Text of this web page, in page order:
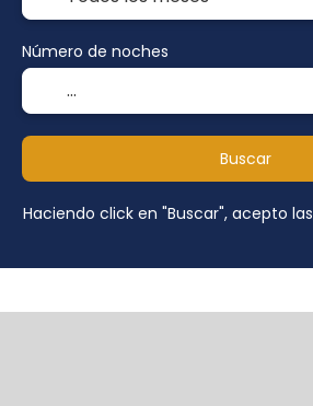
Número de noches
Buscar
Haciendo click en "Buscar", acepto las